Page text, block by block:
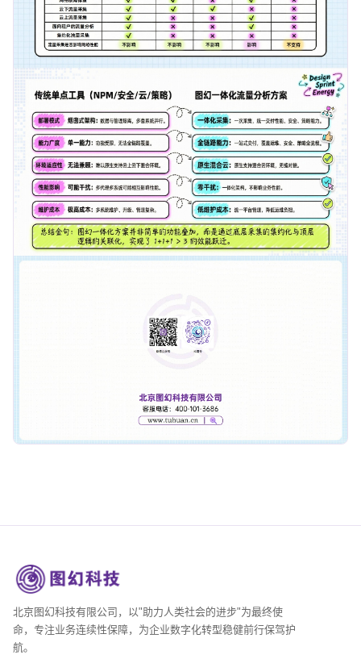
北京图幻科技有限公司，以"助力人类社会的进步"为最终使
命，专注业务连续性保障，为企业数字化转型稳健前行保驾护
航。